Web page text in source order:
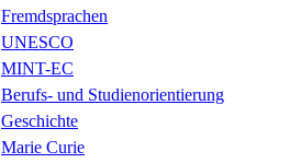
Fremdsprachen
UNESCO
MINT-EC
Berufs- und Studienorientierung
Geschichte
Marie Curie